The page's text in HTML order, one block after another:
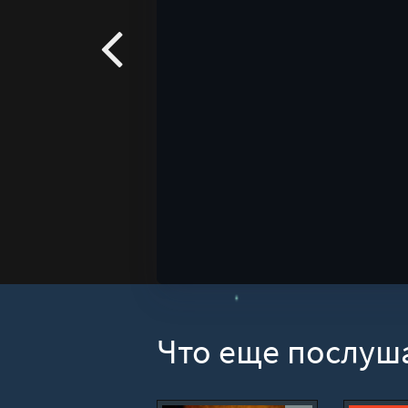
Что еще